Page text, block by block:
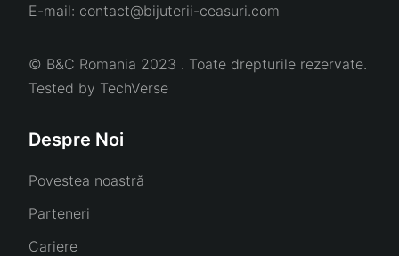
E-mail: contact@bijuterii-ceasuri.com
© B&C Romania 2023 . Toate drepturile rezervate.
Tested by TechVerse
Despre Noi
Povestea noastră
Parteneri
Cariere